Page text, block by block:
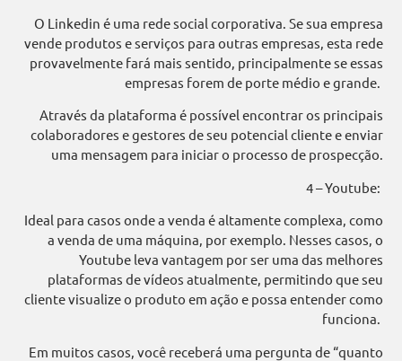
O Linkedin é uma rede social corporativa. Se sua empresa
vende produtos e serviços para outras empresas, esta rede
provavelmente fará mais sentido, principalmente se essas
empresas forem de porte médio e grande.
Através da plataforma é possível encontrar os principais
colaboradores e gestores de seu potencial cliente e enviar
uma mensagem para iniciar o processo de prospecção.
4 – Youtube:
Ideal para casos onde a venda é altamente complexa, como
a venda de uma máquina, por exemplo. Nesses casos, o
Youtube leva vantagem por ser uma das melhores
plataformas de vídeos atualmente, permitindo que seu
cliente visualize o produto em ação e possa entender como
funciona.
Em muitos casos, você receberá uma pergunta de “quanto